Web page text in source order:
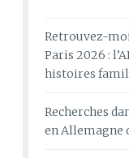
Retrouvez-
Paris 2026 :
histoires
Recherches
en Allemagne